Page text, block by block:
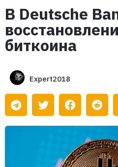
В Deutsche
биткоина
Expert2018